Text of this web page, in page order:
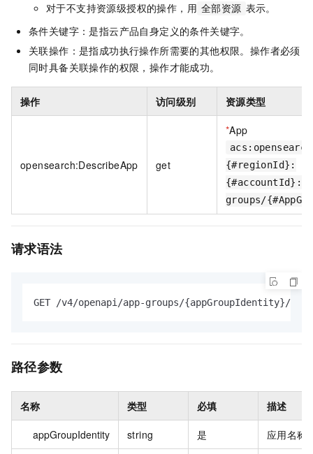
对于不支持资源级授权的操作，用 全部资源 表示。
条件关键字：是指云产品自身定义的条件关键字。
关联操作：是指成功执行操作所需要的其他权限。操作者必须
同时具备关联操作的权限，操作才能成功。
操作 访问级别 资源类型
opensearch:DescribeApp get
*App
{#regionId}:
groups/
请求语法
GET /v4/openapi/app-groups/{appGroupIdentity}/
路径参数
名称 类型 必填 描述
appGroupIdentity string 是 应用名称